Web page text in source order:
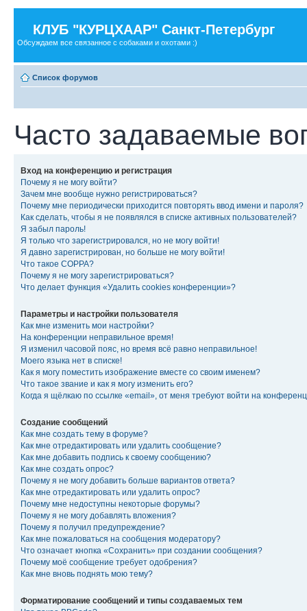
КЛУБ "КУРЦХААР" Санкт-Петербург
Обсуждаем все связанное с собаками и охотами :)
Список форумов
Часто задаваемые
Вход на конференцию и регистрация
Почему я не могу войти?
Зачем мне вообще нужно регистрироваться?
Почему мне периодически приходится повторять ввод имени и пароля?
Как сделать, чтобы я не появлялся в списке активных пользователей?
Я забыл пароль!
Я только что зарегистрировался, но не могу войти!
Я давно зарегистрирован, но больше не могу войти!
Что такое COPPA?
Почему я не могу зарегистрироваться?
Что делает функция «Удалить cookies конференции»?
Параметры и настройки пользователя
Как мне изменить мои настройки?
На конференции неправильное время!
Я изменил часовой пояс, но время всё равно неправильное!
Моего языка нет в списке!
Как я могу поместить изображение вместе со своим именем?
Что такое звание и как я могу изменить его?
Когда я щёлкаю по ссылке «email», от меня требуют войти на
Создание сообщений
Как мне создать тему в форуме?
Как мне отредактировать или удалить сообщение?
Как мне добавить подпись к своему сообщению?
Как мне создать опрос?
Почему я не могу добавить больше вариантов ответа?
Как мне отредактировать или удалить опрос?
Почему мне недоступны некоторые форумы?
Почему я не могу добавлять вложения?
Почему я получил предупреждение?
Как мне пожаловаться на сообщения модератору?
Что означает кнопка «Сохранить» при создании сообщения?
Почему моё сообщение требует одобрения?
Как мне вновь поднять мою тему?
Форматирование сообщений и типы создаваемых тем